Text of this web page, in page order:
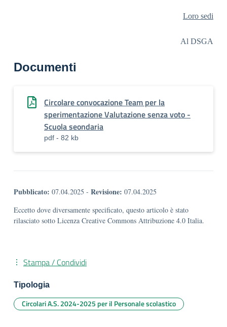
Loro sedi
Al DSGA
Documenti
Circolare convocazione Team per la
sperimentazione Valutazione senza voto -
Scuola seondaria
pdf - 82 kb
Pubblicato: 07.04.2025 - Revisione: 07.04.2025
Eccetto dove diversamente specificato, questo articolo è stato
rilasciato sotto Licenza Creative Commons Attribuzione 4.0 Italia.
Stampa / Condividi
Tipologia
Circolari A.S. 2024-2025 per il Personale scolastico